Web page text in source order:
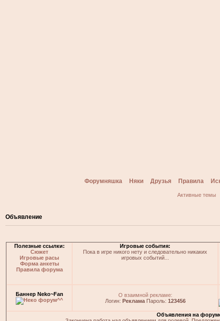
Форумняшка Няки Друзья Правила
Активные темы
Объявление
Полезные ссылки:
Сюжет
Игровые расы
Форма анкеты
Правила форума
Игровые события:
Пока в игре никого нету и следовательно никаких
игровых событий...
Баннер Neko~Fan
О взаимной рекламе:
Логин: РекламаПароль: 123456
Объявления на